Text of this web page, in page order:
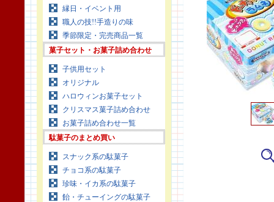
縁日・イベント用
職人の技!!手造りの味
季節限定・完売商品一覧
菓子セット・お菓子詰め合わせ
子供用セット
オリジナル
ハロウィンお菓子セット
クリスマス菓子詰め合わせ
お菓子詰め合わせ一覧
駄菓子のまとめ買い
スナック系の駄菓子
チョコ系の駄菓子
珍味・イカ系の駄菓子
飴・チューイングの駄菓子